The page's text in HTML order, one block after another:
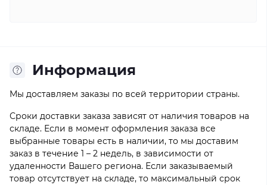
Информация
Мы доставляем заказы по всей территории страны.
Сроки доставки заказа зависят от наличия товаров на
складе. Если в момент оформления заказа все
выбранные товары есть в наличии, то мы доставим
заказ в течение 1 – 2 недель, в зависимости от
удаленности Вашего региона. Если заказываемый
товар отсутствует на складе, то максимальный срок